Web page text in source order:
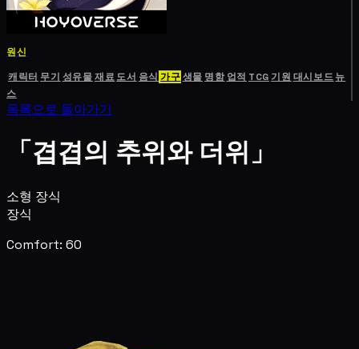
원신
캐릭터 무기 성유물재료도서 음식 가구생물 명함 업적 TCG기원 대시보드뉴
스
목록으로 돌아가기
「겹겹의 추위와 더위」
소형 장식
장식
Comfort: 60